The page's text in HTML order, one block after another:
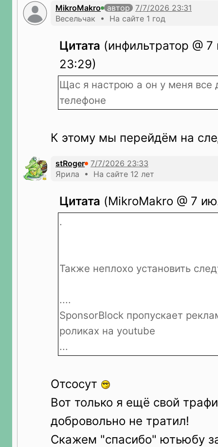
MikroMakro
автор
Весельчак • На сайте 1 год
Цитата (инфильтратор @
23:29)
Щас я настрою а он у меня все
телефоне
К этому мы перейдём на
stRoger
Ярила • На сайте 12 лет
Цитата (MikroMakro @ 7
.
Также неплохо установить
....
SponsorBlock пропускает
роликах на youtube
...
Отсосут
Вот только я ещё свой
добровольно не тратил!
Скажем "спасибо" ютьюбу